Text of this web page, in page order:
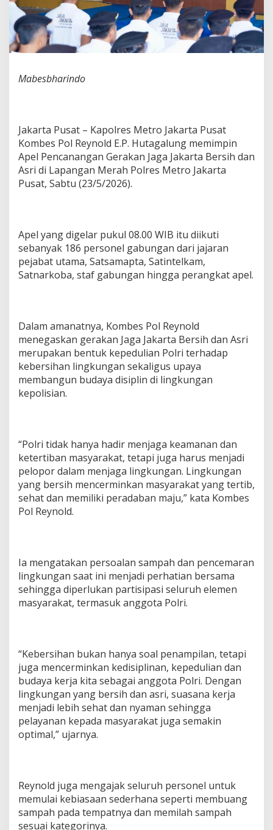
g
a
n
G
J
a
g
a
J
a
a
B
e
r
s
a
n
A
s
r
i
Mabesbharindo
Jakarta Pusat – Kapolres Metro Jakarta Pusat
Kombes Pol Reynold E.P. Hutagalung memimpin
Apel Pencanangan Gerakan Jaga Jakarta Bersih dan
Asri di Lapangan Merah Polres Metro Jakarta
Pusat, Sabtu (23/5/2026).
Apel yang digelar pukul 08.00 WIB itu diikuti
sebanyak 186 personel gabungan dari jajaran
pejabat utama, Satsamapta, Satintelkam,
Satnarkoba, staf gabungan hingga perangkat apel.
Dalam amanatnya, Kombes Pol Reynold
menegaskan gerakan Jaga Jakarta Bersih dan Asri
merupakan bentuk kepedulian Polri terhadap
kebersihan lingkungan sekaligus upaya
membangun budaya disiplin di lingkungan
kepolisian.
“Polri tidak hanya hadir menjaga keamanan dan
ketertiban masyarakat, tetapi juga harus menjadi
pelopor dalam menjaga lingkungan. Lingkungan
yang bersih mencerminkan masyarakat yang tertib,
sehat dan memiliki peradaban maju,” kata Kombes
Pol Reynold.
Ia mengatakan persoalan sampah dan pencemaran
lingkungan saat ini menjadi perhatian bersama
sehingga diperlukan partisipasi seluruh elemen
masyarakat, termasuk anggota Polri.
“Kebersihan bukan hanya soal penampilan, tetapi
juga mencerminkan kedisiplinan, kepedulian dan
budaya kerja kita sebagai anggota Polri. Dengan
lingkungan yang bersih dan asri, suasana kerja
menjadi lebih sehat dan nyaman sehingga
pelayanan kepada masyarakat juga semakin
optimal,” ujarnya.
Reynold juga mengajak seluruh personel untuk
memulai kebiasaan sederhana seperti membuang
sampah pada tempatnya dan memilah sampah
sesuai kategorinya.